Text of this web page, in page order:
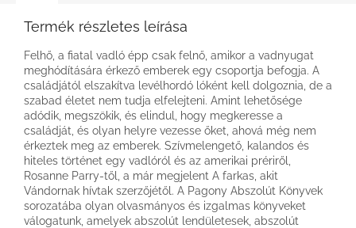
Termék részletes leírása
Felhő, a fiatal vadló épp csak felnő, amikor a vadnyugat
meghódítására érkező emberek egy csoportja befogja. A
családjától elszakítva levélhordó lóként kell dolgoznia, de a
szabad életet nem tudja elfelejteni. Amint lehetősége
adódik, megszökik, és elindul, hogy megkeresse a
családját, és olyan helyre vezesse őket, ahová még nem
érkeztek meg az emberek. Szívmelengető, kalandos és
hiteles történet egy vadlóról és az amerikai prériről,
Rosanne Parry-től, a már megjelent A farkas, akit
Vándornak hívtak szerzőjétől. A Pagony Abszolút Könyvek
sorozatába olyan olvasmányos és izgalmas könyveket
válogatunk, amelyek abszolút lendületesek, abszolút